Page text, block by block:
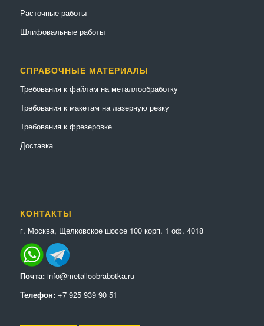
Расточные работы
Шлифовальные работы
СПРАВОЧНЫЕ МАТЕРИАЛЫ
Требования к файлам на металлообработку
Требования к макетам на лазерную резку
Требования к фрезеровке
Доставка
КОНТАКТЫ
г. Москва, Щелковское шоссе 100 корп. 1 оф. 4018
Почта: info@metalloobrabotka.ru
Телефон: +7 925 939 90 51